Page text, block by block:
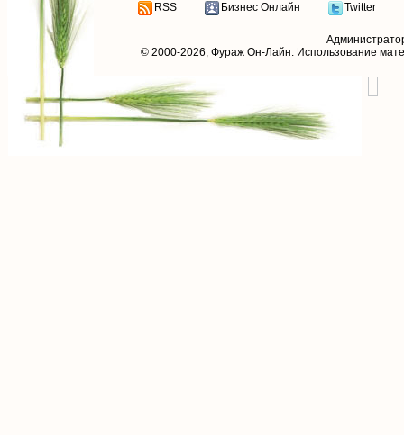
RSS Бизнес Онлайн Twitter
© 2000-2026, Фураж Он-Лайн. Использование